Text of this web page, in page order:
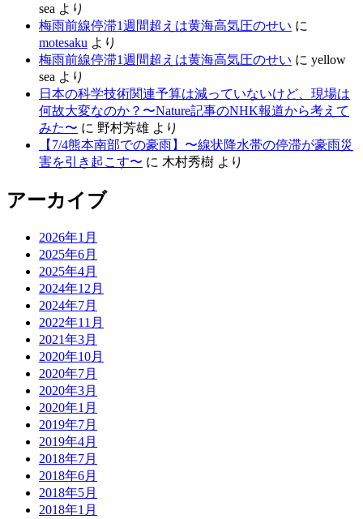
sea より
梅雨前線停滞1週間超えは黄海高気圧のせい に
motesaku より
梅雨前線停滞1週間超えは黄海高気圧のせい に yellow
sea より
日本の科学技術関連予算は減っていないけど、現場は
何故大変なのか？〜Nature記事のNHK報道から考えて
みた〜 に 野村芳雄 より
【7/4熊本南部での豪雨】〜線状降水帯の停滞が豪雨災
害を引き起こす〜 に 木村秀樹 より
アーカイブ
2026年1月
2025年6月
2025年4月
2024年12月
2024年7月
2022年11月
2021年3月
2020年10月
2020年7月
2020年3月
2020年1月
2019年7月
2019年4月
2018年7月
2018年6月
2018年5月
2018年1月